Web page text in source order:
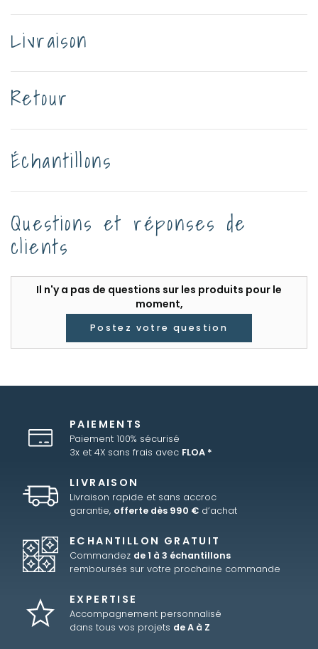
Livraison
Retour
Échantillons
Questions et réponses de
clients
Il n'y a pas de questions sur les produits pour le
moment,
Postez votre question
PAIEMENTS
Paiement 100% sécurisé
3x et 4X sans frais avec FLOA *
LIVRAISON
Livraison rapide et sans accroc
garantie, offerte dès 990 € d’achat
ECHANTILLON GRATUIT
Commandez de 1 à 3 échantillons
remboursés sur votre prochaine commande
EXPERTISE
Accompagnement personnalisé
dans tous vos projets de A à Z